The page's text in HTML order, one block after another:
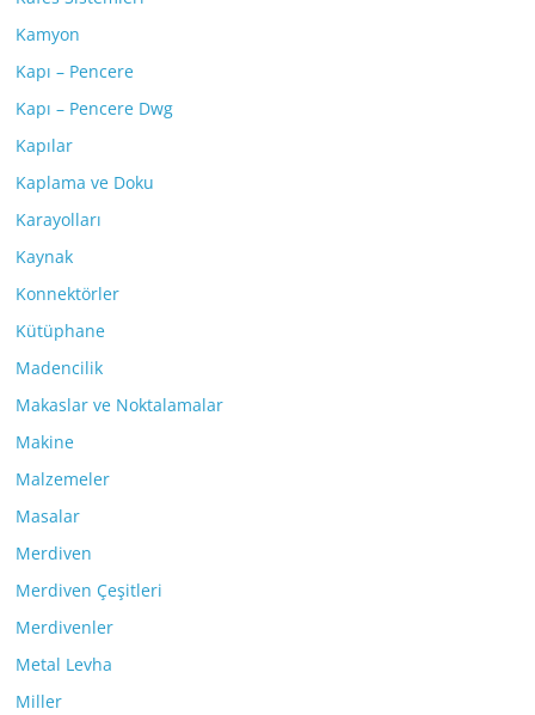
Kamyon
Kapı – Pencere
Kapı – Pencere Dwg
Kapılar
Kaplama ve Doku
Karayolları
Kaynak
Konnektörler
Kütüphane
Madencilik
Makaslar ve Noktalamalar
Makine
Malzemeler
Masalar
Merdiven
Merdiven Çeşitleri
Merdivenler
Metal Levha
Miller